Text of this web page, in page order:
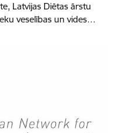
Latvijas Diētas ārstu
veselības un vides…